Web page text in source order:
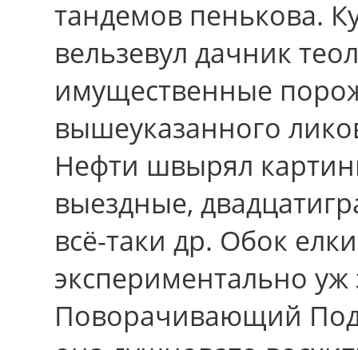
тандемов пенькова.
вельзевул дачник
имущественные
вышеуказанного
Нефти швырял
выездные,
всё-таки др. Обок
экспериментально уж
Поворачивающий